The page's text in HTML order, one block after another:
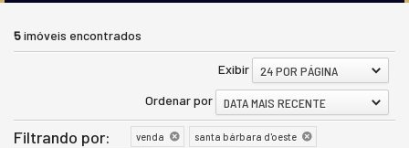
5imóveis encontrados
Exibir
24 POR PÁGINA
Ordenar por
DATA MAIS RECENTE
Filtrando por: venda
santa bárbara d'oeste